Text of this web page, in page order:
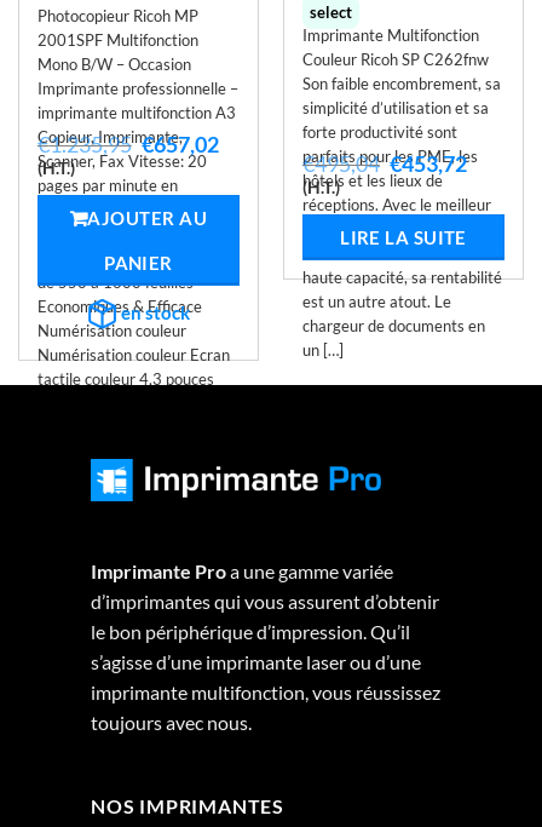
Photocopieur Ricoh MP
2001SPF Multifonction
Mono B/W – Occasion
Imprimante professionnelle –
imprimante multifonction A3
Copieur, Imprimante,
Scanner, Fax Vitesse: 20
pages par minute en
noir&blanc Rapides &
Compacts Capacité papier
de 550 à 1600 feuilles
Economiques & Efficace
Numérisation couleur
Numérisation couleur Ecran
tactile couleur 4,3 pouces
€1.235,95 Le
prix
initial
était :
€1.235,95.
€657,02Le
(H.T.)
AJOUTER AU
PANIER
en stock
select
Imprimante Multifonction
Couleur Ricoh SP C262fnw
Son faible encombrement, sa
simplicité d’utilisation et sa
forte productivité sont
parfaits pour les PME, les
hôtels et les lieux de
réceptions. Avec le meilleur
TCO de sa catégorie, grâce à
haute capacité, sa rentabilité
est un autre atout. Le
chargeur de documents en
un […]
€495,04 Le
prix
initial
était :
€495,04.
€453,72Le
actuel
(H.T.)
LIRE LA SUITE
Imprimante Proa une gamme variée
d’imprimantes qui vous assurent d’obtenir
le bon périphérique d’impression. Qu’il
s’agisse d’une imprimante laser ou d’une
imprimante multifonction, vous réussissez
toujours avec nous.
NOS IMPRIMANTES